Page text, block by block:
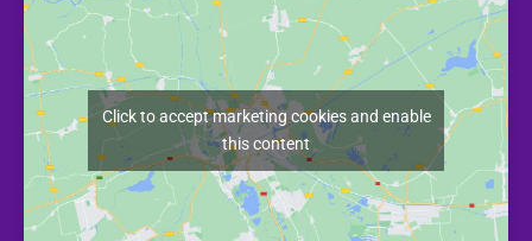
Click to accept marketing cookies and enable
this content